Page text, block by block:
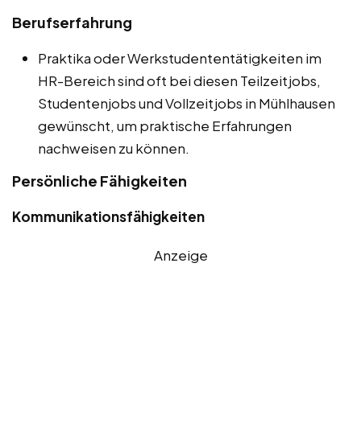
Berufserfahrung
Praktika oder Werkstudententätigkeiten im
HR-Bereich sind oft bei diesen Teilzeitjobs,
Studentenjobs und Vollzeitjobs in Mühlhausen
gewünscht, um praktische Erfahrungen
nachweisen zu können.
Persönliche Fähigkeiten
Kommunikationsfähigkeiten
Anzeige